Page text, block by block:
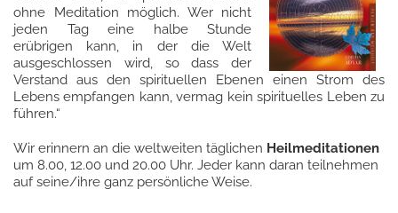
ohne Meditation möglich. Wer nicht
jeden Tag eine halbe Stunde
erübrigen kann, in der die Welt
ausgeschlossen wird, so dass der
Verstand aus den spirituellen Ebenen einen Strom des
Lebens empfangen kann, vermag kein spirituelles Leben zu
führen.“
Wir erinnern an die weltweiten täglichen Heilmeditationen
um 8.00, 12.00 und 20.00 Uhr. Jeder kann daran teilnehmen
auf seine/ihre ganz persönliche Weise.